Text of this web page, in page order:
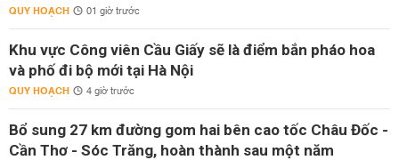
QUY HOẠCH 01 giờ trước
Khu vực Công viên Cầu Giấy sẽ là điểm bắn pháo hoa
và phố đi bộ mới tại Hà Nội
QUY HOẠCH 4 giờ trước
Bổ sung 27 km đường gom hai bên cao tốc Châu Đốc -
Cần Thơ - Sóc Trăng, hoàn thành sau một năm